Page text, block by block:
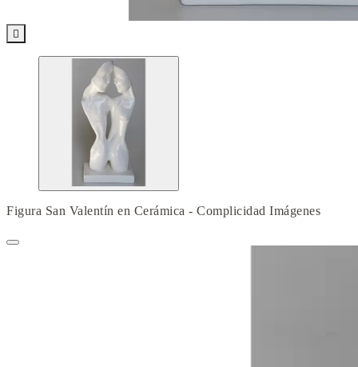

Figura San Valentín en Cerámica - Complicidad Imágenes